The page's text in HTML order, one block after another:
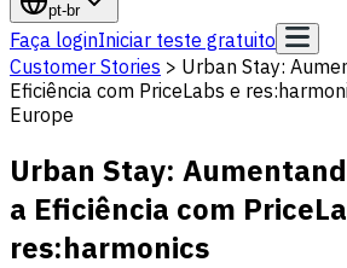
pt-br
Faça loginIniciar teste gratuito
Customer Stories > Urban Stay:
Eficiência com PriceLabs e
Europe
Urban Stay:
a Eficiência com
res:harmonics